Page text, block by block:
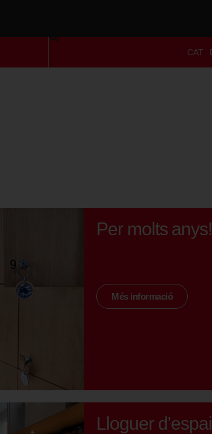
CAT
Per molts anys!
Més informació
Lloguer